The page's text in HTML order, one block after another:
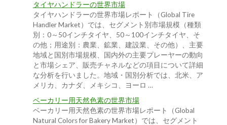
タイヤハンドラーの世界市場
タイヤハンドラーの世界市場レポート（Global Tire
Handler Market）では、セグメント別市場規模（種類
別：0～50インチタイヤ、50～100インチタイヤ、そ
の他；用途別：農業、鉱業、建設業、その他）、主要
地域と国別市場規模、国内外の主要プレーヤーの動向
と市場シェア、販売チャネルなどの項目について詳細
な分析を行いました。地域・国別分析では、北米、ア
メリカ、カナダ、メキシコ、ヨーロ …
ベーカリー用天然色素の世界市場
ベーカリー用天然色素の世界市場レポート（Global
Natural Colors for Bakery Market）では、セグメント